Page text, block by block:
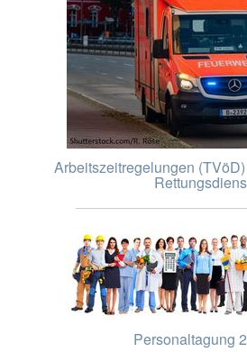
Arbeitszeitregelungen
Personaltagung